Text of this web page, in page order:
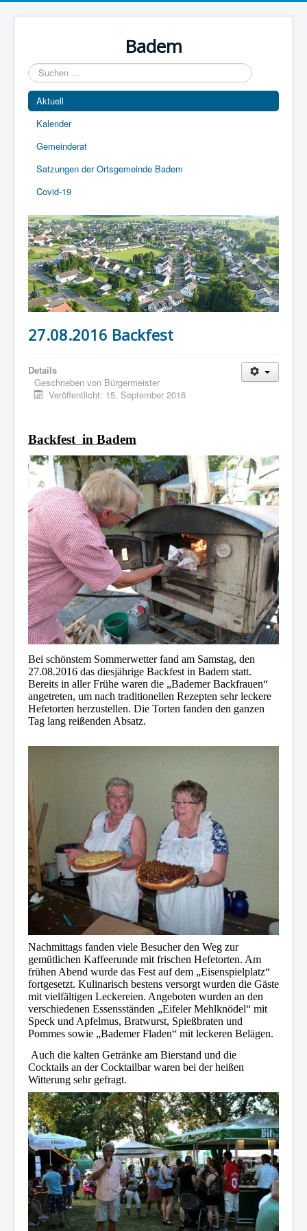
Badem
Suchen
...
Aktuell
Kalender
Gemeinderat
Satzungen der Ortsgemeinde Badem
Covid-19
27.08.2016 Backfest
Details
Geschrieben von Bürgermeister
Veröffentlicht: 15. September 2016
Backfest in Badem
Bei schönstem Sommerwetter fand am Samstag, den
27.08.2016 das diesjährige Backfest in Badem statt.
Bereits in aller Frühe waren die „Bademer Backfrauen“
angetreten, um nach traditionellen Rezepten sehr leckere
Hefetorten herzustellen. Die Torten fanden den ganzen
Tag lang reißenden Absatz.
Nachmittags fanden viele Besucher den Weg zur
gemütlichen Kaffeerunde mit frischen Hefetorten. Am
frühen Abend wurde das Fest auf dem „Eisenspielplatz“
fortgesetzt. Kulinarisch bestens versorgt wurden die Gäste
mit vielfältigen Leckereien. Angeboten wurden an den
verschiedenen Essensständen „Eifeler Mehlknödel“ mit
Speck und Apfelmus, Bratwurst, Spießbraten und
Pommes sowie „Bademer Fladen“ mit leckeren Belägen.
Auch die kalten Getränke am Bierstand und die
Cocktails an der Cocktailbar waren bei der heißen
Witterung sehr gefragt.